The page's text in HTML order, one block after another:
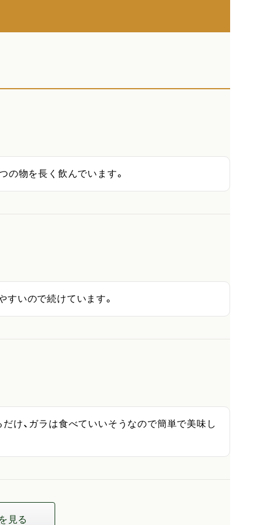
の物を長く飲んでいます。
いので続けています。
け、ガラは食べていいそうなので簡単で美味し
見る